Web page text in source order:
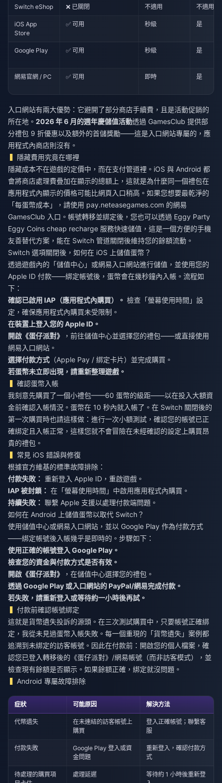
Switch eShop ❌ 已關閉 不適用 不適用
iOS App
Store
✅ 可用 秒級 是
Google Play ✅ 可用 秒級 是
網易官網 / PC ✅ 可用 即時 是
入口網站有兩大優勢：它避開了部分商店手續費，且是活動促銷的
所在地。 2026 年 6 月的週年慶儲值活動透過 GamesClub 提供部
分禮包 9 折優惠以及額外的首儲獎勵——這是入口網站專屬的，應
用程式內商店則沒有。
隱藏費用究竟在哪裡
隱藏成本不在遊戲的定價中，而在支付管道裡。iOS 與 Android 都
會將商店處理費疊加在顯示的總額上，這就是為什麼同一個禮包在
應用程式內顯示的價格可能比網頁入口稍高。如果您想要最乾淨的
「每蛋幣成本」，請使用 pay.neteasegames.com 的網易
GamesClub 入口。帳號轉移並綁定後，您也可以透過 Eggy Party
Eggy Coins cheap recharge 服務快速儲值，這是一個方便的手機
友善替代方案，能在 Switch 管道關閉後維持您的餘額流動。
Switch 選項關閉後，如何在 iOS 上儲值蛋幣？
透過遊戲內的「儲值中心」或網易入口網站進行儲值，並使用您的
Apple ID 付款——綁定帳號後，蛋幣會在幾秒鐘內入帳。流程如
下：
確認已啟用 IAP（應用程式內購買）。 檢查「螢幕使用時間」設
定，確保應用程式內購買未受限制。
在裝置上登入您的 Apple ID。
開啟《蛋仔派對》
，前往儲值中心並選擇您的禮包——或直接使用
網易入口網站。
選擇付款方式 （Apple Pay / 綁定卡片）並完成購買。
若蛋幣未立即出現，請重新整理遊戲。
確認蛋幣入帳
我刻意先購買了一個小禮包——60 蛋幣的級距——以在投入大額資
金前確認入帳情況。蛋幣在 10 秒內就入帳了。在 Switch 關閉後的
第一次購買時也請這樣做：進行一次小額測試，確認您的帳號已正
確綁定且入帳正常，這樣您就不會冒險在未經確認的設定上購買昂
貴的禮包。
常見 iOS 錯誤與修復
根據官方維基的標準故障排除：
付款失敗： 重新登入 Apple ID，重啟遊戲。
IAP 被封鎖： 在「螢幕使用時間」中啟用應用程式內購買。
持續失敗： 聯繫 Apple 支援以處理付款端問題。
如何在 Android 上儲值蛋幣以取代 Switch？
使用儲值中心或網易入口網站，並以 Google Play 作為付款方式
——綁定帳號後入帳幾乎是即時的。步驟如下：
使用正確的帳號登入 Google Play。
檢查您的資金與付款方式是否有效。
開啟《蛋仔派對》
，在儲值中心選擇您的禮包。
透過 Google Play 或入口網站的 PayPal/網易完成付款。
若失敗，請重新登入或等待約一小時後再試。
付款前確認帳號綁定
這就是貨幣遺失投訴的源頭。在三次測試購買中，只要帳號正確綁
定，我從未見過蛋幣入帳失敗。每一個重現的「貨幣遺失」案例都
追溯到未綁定的訪客帳號。因此在付款前：開啟您的個人檔案，確
認您已登入轉移後的《蛋仔派對》/網易帳號（而非訪客模式），並
檢查現有餘額是否顯示。如果餘額正確，綁定就沒問題。
Android 專屬故障排除
症狀 可能原因 解決方法
代幣遺失
在未連結的訪客帳號上
購買
登入正確帳號；聯繫客
服
付款失敗
Google Play 登入或資
金問題
重新登入，確認付款方
式
待處理的購買項
處理延遲
等待約 1 小時後重新登